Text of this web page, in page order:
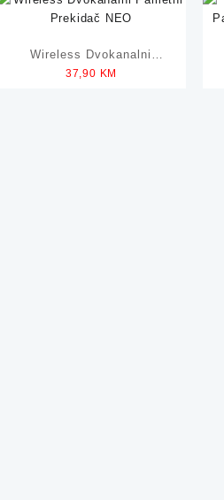
Wireless Dvokanalni
Pametni Prekidač NEO
37,90 KM